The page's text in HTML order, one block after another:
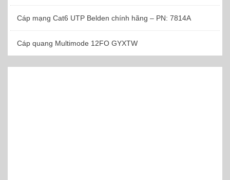
Cáp mạng Cat6 UTP Belden chính hãng – PN: 7814A
Cáp quang Multimode 12FO GYXTW